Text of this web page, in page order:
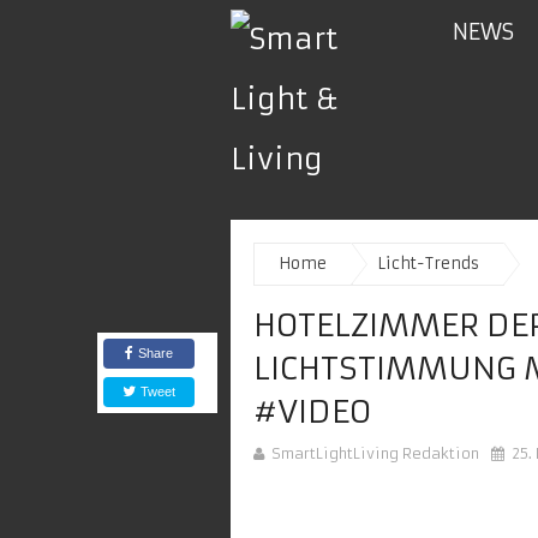
NEWS
Home Licht-Trends
HOTELZIMMER
LICHTSTIMMUNG
#VIDEO
SmartLightLiving Redaktion 25.
Share
Tweet